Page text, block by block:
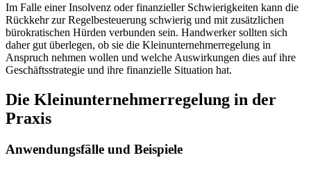
Im Falle einer Insolvenz oder finanzieller Schwierigkeiten kann die
Rückkehr zur Regelbesteuerung schwierig und mit zusätzlichen
bürokratischen Hürden verbunden sein. Handwerker sollten sich
daher gut überlegen, ob sie die Kleinunternehmerregelung in
Anspruch nehmen wollen und welche Auswirkungen dies auf ihre
Geschäftsstrategie und ihre finanzielle Situation hat.
Die Kleinunternehmerregelung in der
Praxis
Anwendungsfälle und Beispiele